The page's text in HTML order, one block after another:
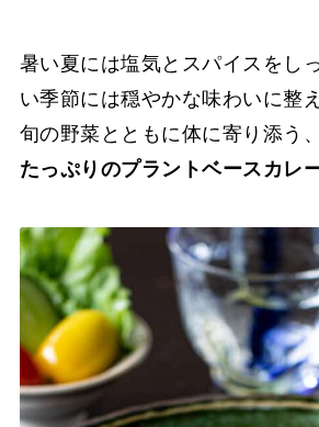
暑い夏には塩気とスパイスをし
い季節には穏やかな味わいに整え
旬の野菜とともに体に寄り添う
たっぷりのプラントベースカレ